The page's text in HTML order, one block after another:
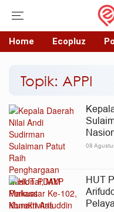
Home Ecopluz
Topik: APPI
08
HUT